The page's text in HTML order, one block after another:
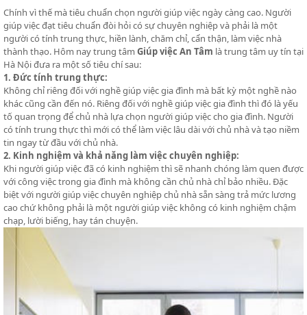
Chính vì thế mà tiêu chuẩn chọn người giúp việc ngày càng cao. Người
giúp việc đạt tiêu chuẩn đòi hỏi có sự chuyên nghiệp và phải là một
người có tính trung thực, hiền lành, chăm chỉ, cẩn thận, làm việc nhà
thành thạo. Hôm nay trung tâm Giúp việc An Tâm là trung tâm uy tín tại
Hà Nội đưa ra một số tiêu chí sau:
1. Đức tính trung thực:
Không chỉ riêng đối với nghề giúp việc gia đình mà bất kỳ một nghề nào
khác cũng cần đến nó. Riêng đối với nghề giúp việc gia đình thì đó là yếu
tố quan trọng để chủ nhà lựa chọn người giúp việc cho gia đình. Người
có tính trung thực thì mới có thể làm việc lâu dài với chủ nhà và tạo niềm
tin ngay từ đầu với chủ nhà.
2. Kinh nghiệm và khả năng làm việc chuyên nghiệp:
Khi người giúp việc đã có kinh nghiệm thì sẽ nhanh chóng làm quen được
với công việc trong gia đình mà không cần chủ nhà chỉ bảo nhiều. Đặc
biệt với người giúp việc chuyên nghiệp chủ nhà sẵn sàng trả mức lương
cao chứ không phải là một người giúp việc không có kinh nghiệm chậm
chạp, lười biếng, hay tán chuyện.